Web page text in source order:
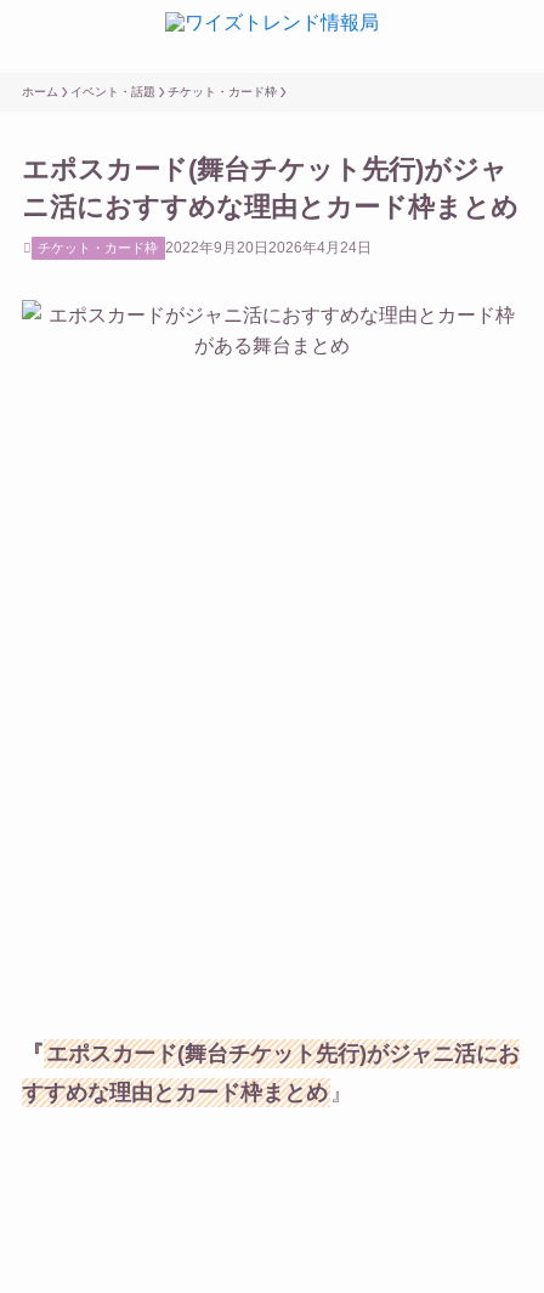
ホーム イベント・話題 チケット・カード枠
エポスカード(舞台チケット先行)がジャ
ニ活におすすめな理由とカード枠まとめ
チケット・カード枠 2022年9月20日 2026年4月24日
『エポスカード(舞台チケット先行)がジャニ活にお
すすめな理由とカード枠まとめ』